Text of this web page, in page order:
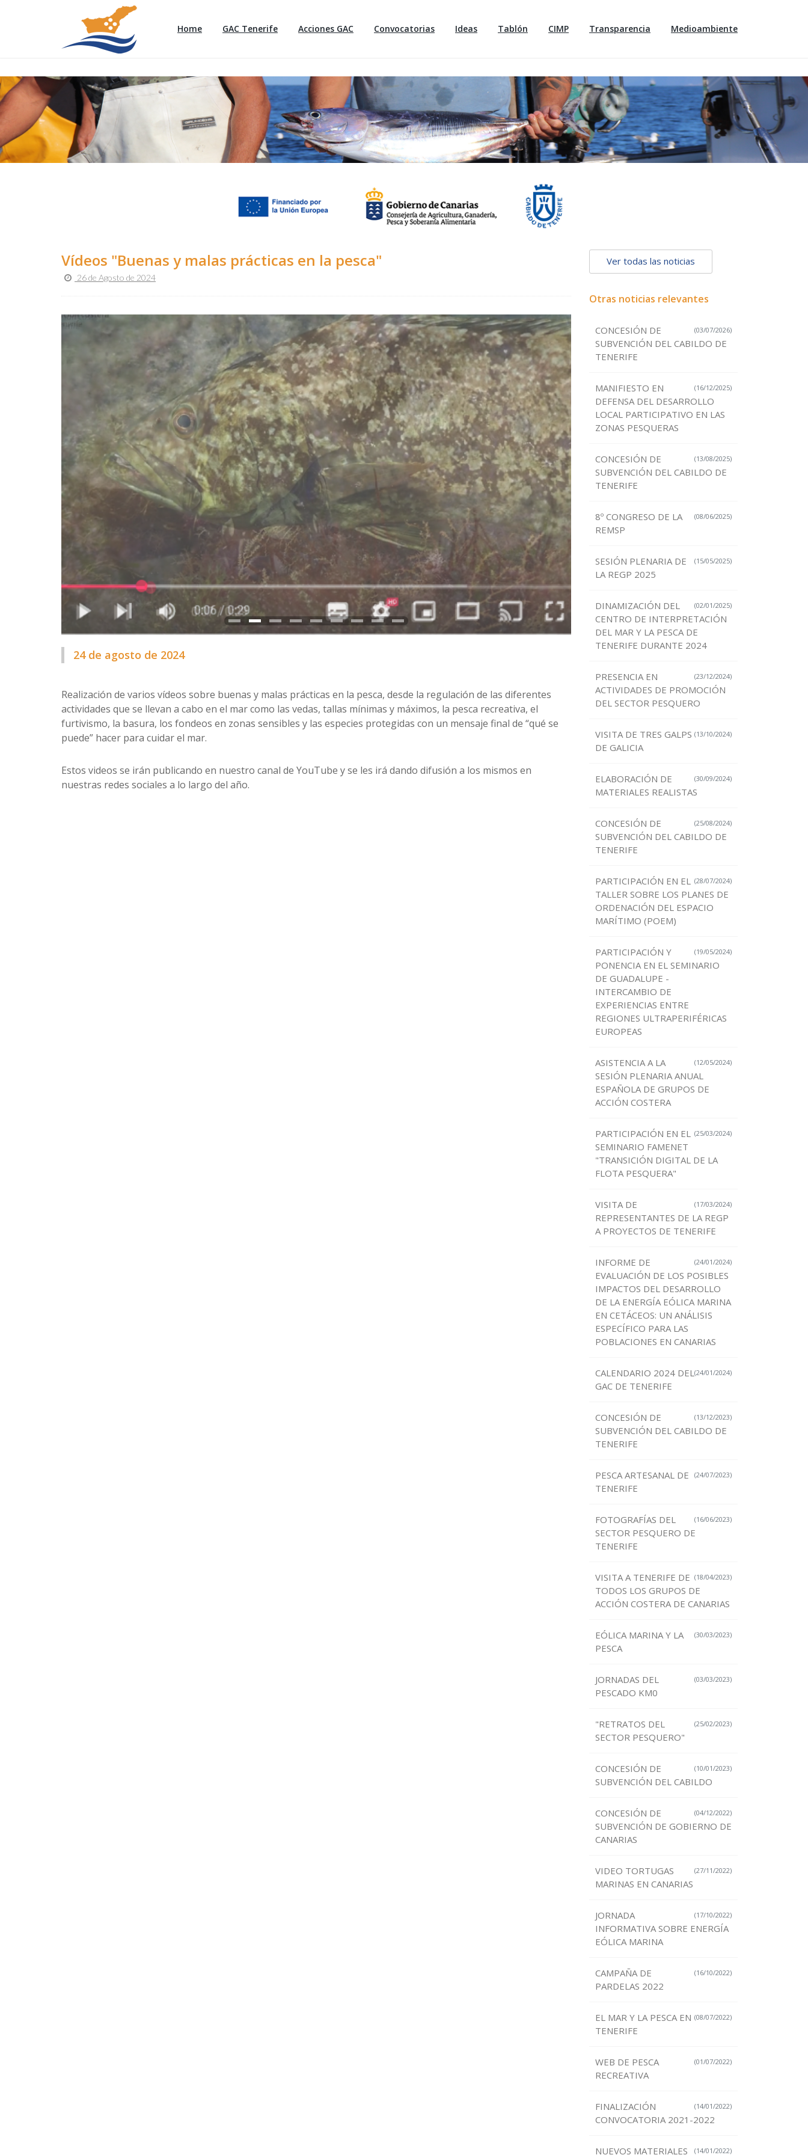
Home GAC Tenerife Acciones GAC Convocatorias Ideas Tablón CIMP Transparencia Medioambiente
Vídeos "Buenas y malas prácticas en la pesca"
26 de Agosto de 2024
24 de agosto de 2024
Realización de varios vídeos sobre buenas y malas prácticas en la pesca, desde la regulación de las diferentes
actividades que se llevan a cabo en el mar como las vedas, tallas mínimas y máximos, la pesca recreativa, el
furtivismo, la basura, los fondeos en zonas sensibles y las especies protegidas con un mensaje final de “qué se
puede” hacer para cuidar el mar.
Estos videos se irán publicando en nuestro canal de YouTube y se les irá dando difusión a los mismos en
nuestras redes sociales a lo largo del año.
Ver todas las noticias
Otras noticias relevantes
(03/07/2026)
CONCESIÓN DE
SUBVENCIÓN DEL CABILDO DE
TENERIFE
(16/12/2025)
MANIFIESTO EN
DEFENSA DEL DESARROLLO
LOCAL PARTICIPATIVO EN LAS
ZONAS PESQUERAS
(13/08/2025)
CONCESIÓN DE
SUBVENCIÓN DEL CABILDO DE
TENERIFE
(08/06/2025)
8º CONGRESO DE LA
REMSP
(15/05/2025)
SESIÓN PLENARIA DE
LA REGP 2025
(02/01/2025)
DINAMIZACIÓN DEL
CENTRO DE INTERPRETACIÓN
DEL MAR Y LA PESCA DE
TENERIFE DURANTE 2024
(23/12/2024)
PRESENCIA EN
ACTIVIDADES DE PROMOCIÓN
DEL SECTOR PESQUERO
(13/10/2024)
VISITA DE TRES GALPS
DE GALICIA
(30/09/2024)
ELABORACIÓN DE
MATERIALES REALISTAS
(25/08/2024)
CONCESIÓN DE
SUBVENCIÓN DEL CABILDO DE
TENERIFE
(28/07/2024)
PARTICIPACIÓN EN EL
TALLER SOBRE LOS PLANES DE
ORDENACIÓN DEL ESPACIO
MARÍTIMO (POEM)
(19/05/2024)
PARTICIPACIÓN Y
PONENCIA EN EL SEMINARIO
DE GUADALUPE -
INTERCAMBIO DE
EXPERIENCIAS ENTRE
REGIONES ULTRAPERIFÉRICAS
EUROPEAS
(12/05/2024)
ASISTENCIA A LA
SESIÓN PLENARIA ANUAL
ESPAÑOLA DE GRUPOS DE
ACCIÓN COSTERA
(25/03/2024)
PARTICIPACIÓN EN EL
SEMINARIO FAMENET
"TRANSICIÓN DIGITAL DE LA
FLOTA PESQUERA"
(17/03/2024)
VISITA DE
REPRESENTANTES DE LA REGP
A PROYECTOS DE TENERIFE
(24/01/2024)
INFORME DE
EVALUACIÓN DE LOS POSIBLES
IMPACTOS DEL DESARROLLO
DE LA ENERGÍA EÓLICA MARINA
EN CETÁCEOS: UN ANÁLISIS
ESPECÍFICO PARA LAS
POBLACIONES EN CANARIAS
(24/01/2024)
CALENDARIO 2024 DEL
GAC DE TENERIFE
(13/12/2023)
CONCESIÓN DE
SUBVENCIÓN DEL CABILDO DE
TENERIFE
(24/07/2023)
PESCA ARTESANAL DE
TENERIFE
(16/06/2023)
FOTOGRAFÍAS DEL
SECTOR PESQUERO DE
TENERIFE
(18/04/2023)
VISITA A TENERIFE DE
TODOS LOS GRUPOS DE
ACCIÓN COSTERA DE CANARIAS
(30/03/2023)
EÓLICA MARINA Y LA
PESCA
(03/03/2023)
JORNADAS DEL
PESCADO KM0
(25/02/2023)
"RETRATOS DEL
SECTOR PESQUERO"
(10/01/2023)
CONCESIÓN DE
SUBVENCIÓN DEL CABILDO
(04/12/2022)
CONCESIÓN DE
SUBVENCIÓN DE GOBIERNO DE
CANARIAS
(27/11/2022)
VIDEO TORTUGAS
MARINAS EN CANARIAS
(17/10/2022)
JORNADA
INFORMATIVA SOBRE ENERGÍA
EÓLICA MARINA
(16/10/2022)
CAMPAÑA DE
PARDELAS 2022
(08/07/2022)
EL MAR Y LA PESCA EN
TENERIFE
(01/07/2022)
WEB DE PESCA
RECREATIVA
(14/01/2022)
FINALIZACIÓN
CONVOCATORIA 2021-2022
(14/01/2022)
NUEVOS MATERIALES